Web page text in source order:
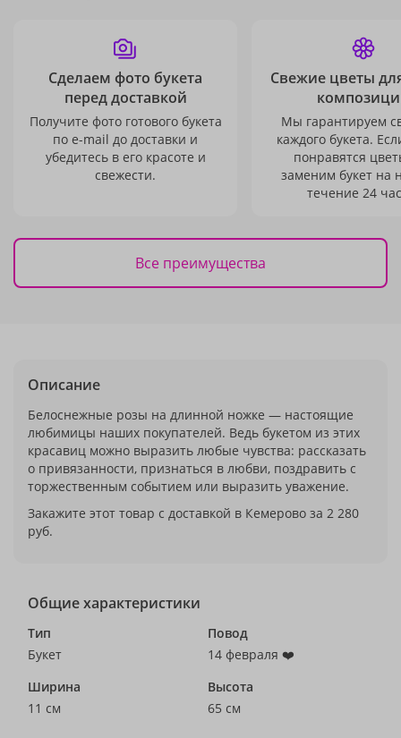
Сделаем фото букета
перед доставкой
Получите фото готового букета
по e-mail до доставки и
убедитесь в его красоте и
свежести.
Свежие цветы
Мы гарантируем
каждого букета.
понравятся
заменим букет на
течение 24
Все преимущества
Описание
Белоснежные розы на длинной ножке — настоящие
любимицы наших покупателей. Ведь букетом из этих
красавиц можно выразить любые чувства: рассказать
о привязанности, признаться в любви, поздравить с
торжественным событием или выразить уважение.
Закажите этот товар с доставкой в Кемерово за 2 280
руб.
Общие характеристики
Тип
Букет
Повод
14 февраля ❤️
Ширина
11 см
Высота
65 см